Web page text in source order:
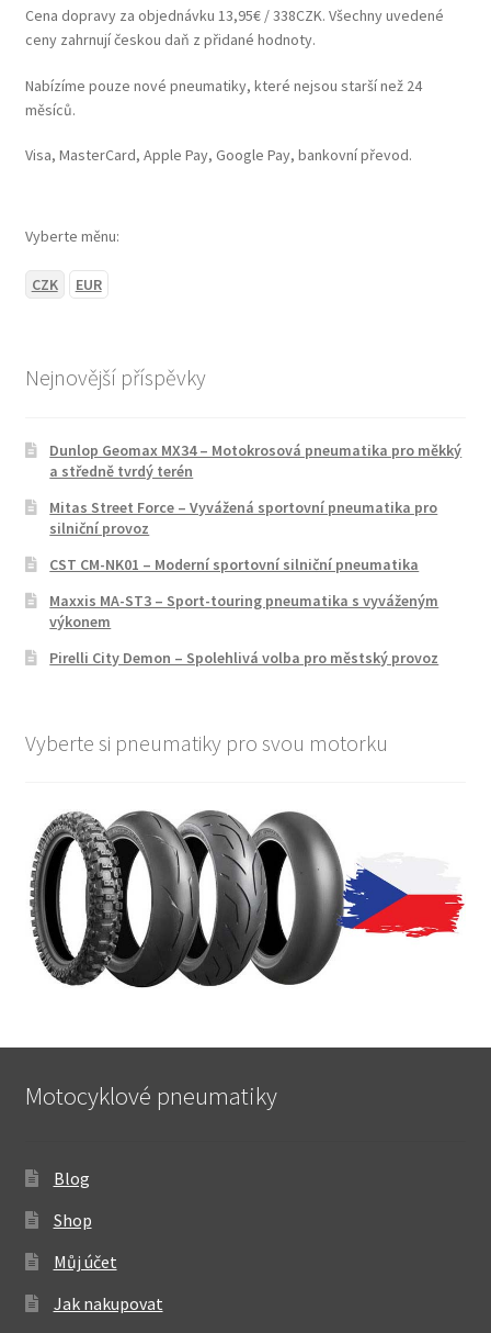
Cena dopravy za objednávku 13,95€ / 338CZK. Všechny uvedené
ceny zahrnují českou daň z přidané hodnoty.
Nabízíme pouze nové pneumatiky, které nejsou starší než 24
měsíců.
Visa, MasterCard, Apple Pay, Google Pay, bankovní převod.
Vyberte měnu:
CZK EUR
Nejnovější příspěvky
Dunlop Geomax MX34 – Motokrosová pneumatika pro měkký
a středně tvrdý terén
Mitas Street Force – Vyvážená sportovní pneumatika pro
silniční provoz
CST CM-NK01 – Moderní sportovní silniční pneumatika
Maxxis MA-ST3 – Sport-touring pneumatika s vyváženým
výkonem
Pirelli City Demon – Spolehlivá volba pro městský provoz
Vyberte si pneumatiky pro svou motorku
Motocyklové pneumatiky
Blog
Shop
Můj účet
Jak nakupovat